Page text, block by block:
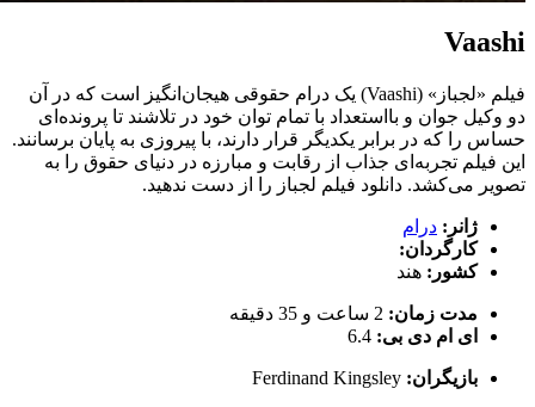
Vaashi
فیلم «لجباز» (Vaashi) یک درام حقوقی هیجان‌انگیز است که در آن
دو وکیل جوان و بااستعداد با تمام توان خود در تلاشند تا پرونده‌ای
حساس را که در برابر یکدیگر قرار دارند، با پیروزی به پایان برسانند.
این فیلم تجربه‌ای جذاب از رقابت و مبارزه در دنیای حقوق را به
تصویر می‌کشد. دانلود فیلم لجباز را از دست ندهید.
ژانر: درام
کارگردان:
کشور: هند
مدت زمان: 2 ساعت و 35 دقیقه
ای ام دی بی: 6.4
بازیگران: Ferdinand Kingsley